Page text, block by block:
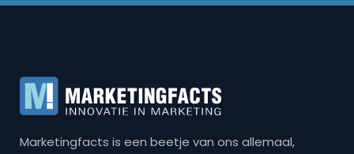
Marketingfacts is een beetje van ons allemaal,